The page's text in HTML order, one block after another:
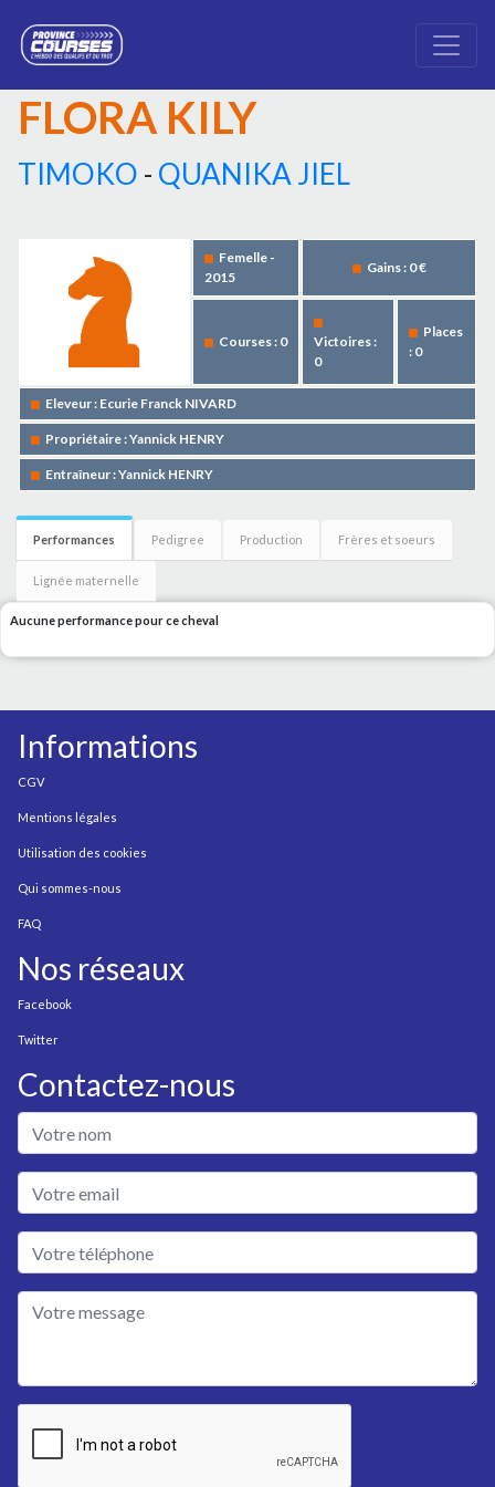
FLORA KILY
TIMOKO - QUANIKA JIEL
Femelle -
2015
Gains : 0 €
Courses : 0
Victoires :
0
Places
: 0
Eleveur : Ecurie Franck NIVARD
Propriétaire : Yannick HENRY
Entraîneur : Yannick HENRY
Performances Pedigree Production Frères et soeurs
Lignée maternelle
Aucune performance pour ce cheval
Informations
CGV
Mentions légales
Utilisation des cookies
Qui sommes-nous
FAQ
Nos réseaux
Facebook
Twitter
Contactez-nous